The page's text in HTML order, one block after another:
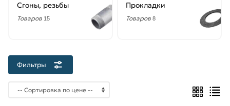
Сгоны, резьбы
Товаров 15
Прокладки
Товаров 8
Фильтры
мм
Диаметр
108
133